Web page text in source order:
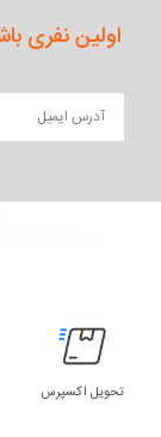
اولین نفری
تحویل اکسپرس